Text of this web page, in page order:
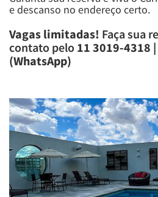
e descanso no endereço certo.
Vagas limitadas! Faça sua
contato pelo 11 3019-4318
(WhatsApp)